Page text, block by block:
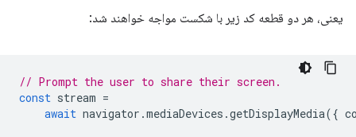
یعنی، هر دو قطعه کد زیر با شکست مواجه خواهند شد:
// Prompt the user to share their screen.
const stream =
await navigator .mediaDevices .getDisplayMedia({